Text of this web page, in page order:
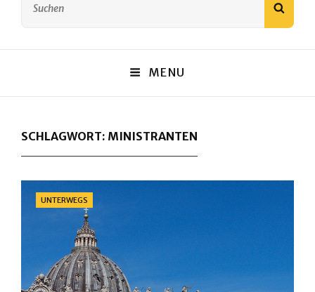
MENU
SCHLAGWORT: MINISTRANTEN
Categories
UNTERWEGS